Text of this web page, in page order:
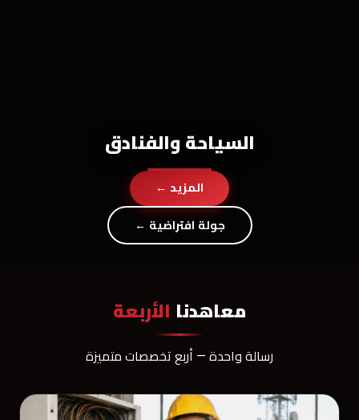
السياحة والفنادق
المزيد ←
جولة افتراضية ←
معاهدنا الأربعة
رسالة واحدة — أربع تخصصات متميزة